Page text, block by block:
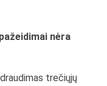
nėra
trečiųjų